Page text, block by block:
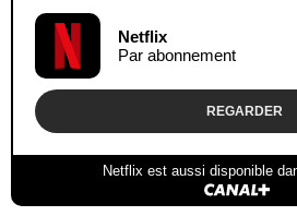
Netflix
Par abonnement
REGARDER
Netflix est aussi disponible